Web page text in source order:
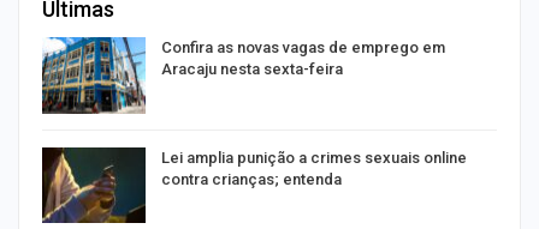
Últimas
Confira as novas vagas de emprego em
Aracaju nesta sexta-feira
Lei amplia punição a crimes sexuais online
contra crianças; entenda